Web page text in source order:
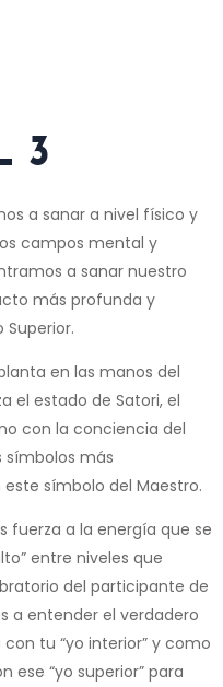
3
a sanar a nivel físico y
campos mental y
a sanar nuestro
más profunda y
en las manos del
el estado de Satori, el
con la conciencia del
símbolos más
símbolo del Maestro.
fuerza a la energía que se
entre niveles que
del participante de
a entender el verdadero
tu “yo interior” y como
“yo superior” para